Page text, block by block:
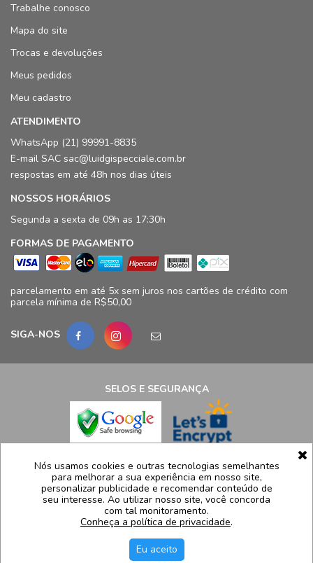
Trabalhe conosco
Mapa do site
Trocas e devoluções
Meus pedidos
Meu cadastro
ATENDIMENTO
WhatsApp (21) 99991-8835
E-mail SAC sac@luidgispecciale.com.br
respostas em até 48h nos dias úteis
NOSSOS HORÁRIOS
Segunda a sexta de 09h as 17:30h
FORMAS DE PAGAMENTO
parcelamento em até 5x sem juros nos cartões de crédito com
parcela mínima de R$50,00
SIGA-NOS
SELOS E SEGURANÇA
LCB Confecções Eireli | CNPJ: 19.316.833/0009-41
Avenida Ayrton Senna, 5.500, Bloco 11, loja 124/125 - Barra da
Tijuca - Rio de Janeiro - RJ  CEP 22775005
Atendimento: (21) 99991-8835 | sac@luidgispecciale.com.br
Segunda a sexta de 09h as 17:30h
H5 Web - Soluções em tecnologia da informação
Nós usamos cookies e outras tecnologias semelhantes
para melhorar a sua experiência em nosso site,
personalizar publicidade e recomendar conteúdo de
seu interesse. Ao utilizar nosso site, você concorda
com tal monitoramento.
Conheça a política de privacidade.
Eu aceito